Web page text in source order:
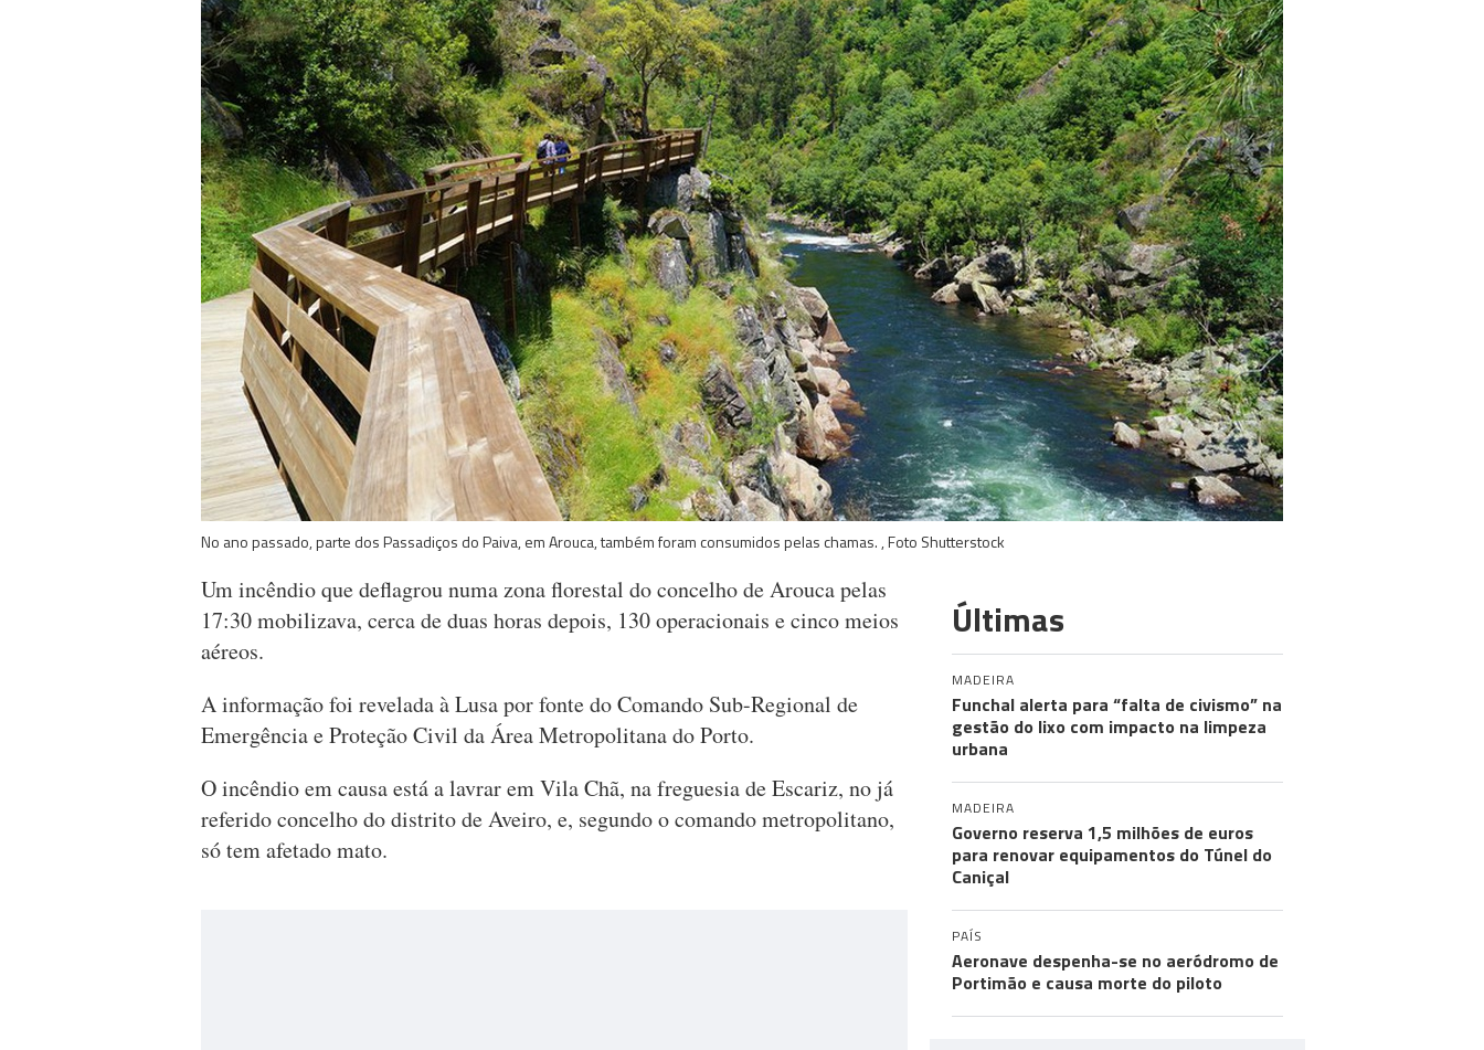
No ano passado, parte dos Passadiços do Paiva, em Arouca, também foram consumidos pelas chamas. , Foto Shutterstock
Um incêndio que deflagrou numa zona florestal do concelho de Arouca pelas
17:30 mobilizava, cerca de duas horas depois, 130 operacionais e cinco meios
aéreos.
A informação foi revelada à Lusa por fonte do Comando Sub-Regional de
Emergência e Proteção Civil da Área Metropolitana do Porto.
O incêndio em causa está a lavrar em Vila Chã, na freguesia de Escariz, no já
referido concelho do distrito de Aveiro, e, segundo o comando metropolitano,
só tem afetado mato.
Últimas
MADEIRA
Funchal alerta para “falta de civismo” na
gestão do lixo com impacto na limpeza
urbana
MADEIRA
Governo reserva 1,5 milhões de euros
para renovar equipamentos do Túnel do
Caniçal
PAÍS
Aeronave despenha-se no aeródromo de
Portimão e causa morte do piloto